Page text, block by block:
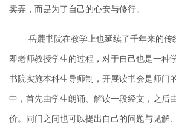
卖弄，而是为了自己的心安与修行。
岳麓书院在教学上也延续了千年来的传
即老师教授学生的过程，对于自己也是一种
书院实施本科生导师制，开展读书会是师门
中，首先由学生朗诵、解读一段经文，之后
价。同门之间也可以提出自己的问题与见解